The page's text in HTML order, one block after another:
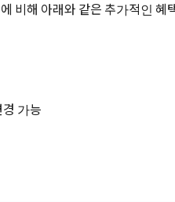
비해 아래와 같은 추가적인 혜
가능